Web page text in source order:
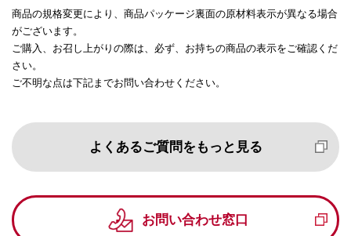
商品の規格変更により、商品パッケージ裏面の原材料表示が異なる場合
がございます。
ご購入、お召し上がりの際は、必ず、お持ちの商品の表示をご確認くだ
さい。
ご不明な点は下記までお問い合わせください。
よくあるご質問をもっと見る
お問い合わせ窓口